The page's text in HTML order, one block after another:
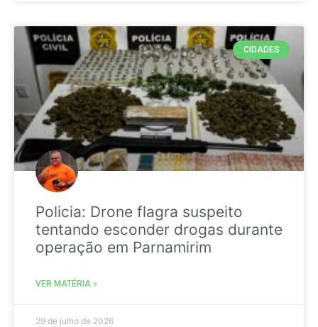
CIDADES
Policia: Drone flagra suspeito
tentando esconder drogas durante
operação em Parnamirim
VER MATÉRIA »
29 de julho de 2026